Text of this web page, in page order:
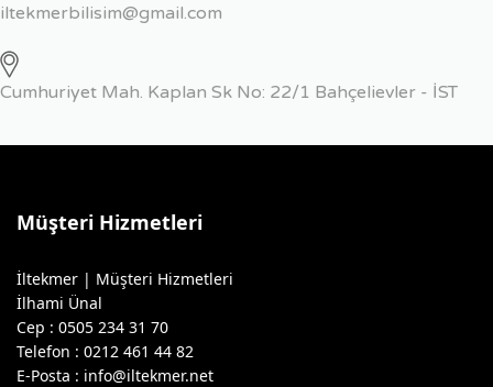
iltekmerbilisim@gmail.com
Cumhuriyet Mah. Kaplan Sk No: 22/1 Bahçelievler - İST
Müşteri Hizmetleri
İltekmer | Müşteri Hizmetleri
İlhami Ünal
Cep : 0505 234 31 70
Telefon : 0212 461 44 82
E-Posta : info@iltekmer.net